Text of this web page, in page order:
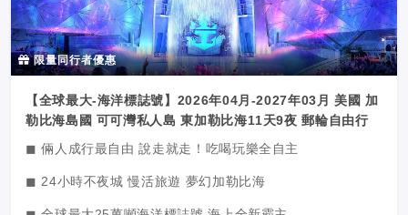
限量同行者優惠
【全球最大-海洋標誌號】2026年04月-2027年03月 美國 加
勒比海島國 可可灣私人島 東加勒比海11天9夜 郵輪自由行
◼ 倆人成行最自由 說走就走！吃喝玩樂全自主
◼ 24小時不夜城 慢活旅遊 夢幻加勒比海